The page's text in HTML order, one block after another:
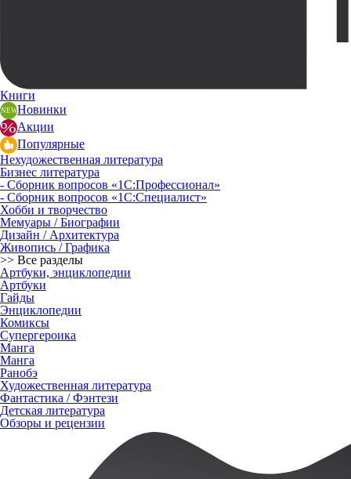
Книги
Новинки
Акции
Популярные
Нехудожественная литература
Бизнес литература
- Сборник вопросов «1С:Профессионал»
- Сборник вопросов «1С:Специалист»
Хобби и творчество
Мемуары / Биографии
Дизайн / Архитектура
Живопись / Графика
>> Все разделы
Артбуки, энциклопедии
Артбуки
Гайды
Энциклопедии
Комиксы
Супергероика
Манга
Манга
Ранобэ
Художественная литература
Фантастика / Фэнтези
Детская литература
Обзоры и рецензии